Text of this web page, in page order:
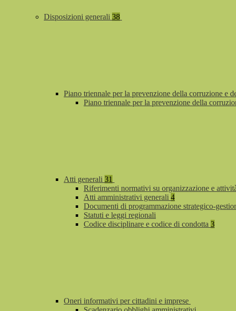
Disposizioni generali 38
Piano triennale per la prevenzione della corruzione e
Piano triennale per la prevenzione della
Atti generali 31
Riferimenti normativi su organizzazione e
Atti amministrativi generali 4
Documenti di programmazione strategico-
Statuti e leggi regionali
Codice disciplinare e codice di condotta 3
Oneri informativi per cittadini e imprese